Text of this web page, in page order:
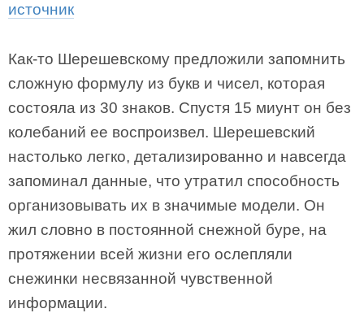
источник
Как-то Шерешевскому предложили запомнить
сложную формулу из букв и чисел, которая
состояла из 30 знаков. Спустя 15 миунт он без
колебаний ее воспроизвел. Шерешевский
настолько легко, детализированно и навсегда
запоминал данные, что утратил способность
организовывать их в значимые модели. Он
жил словно в постоянной снежной буре, на
протяжении всей жизни его ослепляли
снежинки несвязанной чувственной
информации.